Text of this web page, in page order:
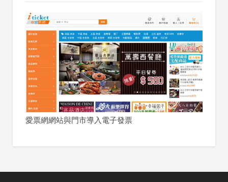
愛票網網站與門市導入電子發票